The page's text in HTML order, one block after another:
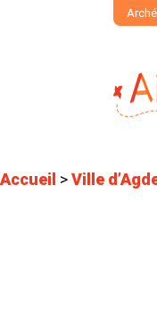
Accueil >Ville